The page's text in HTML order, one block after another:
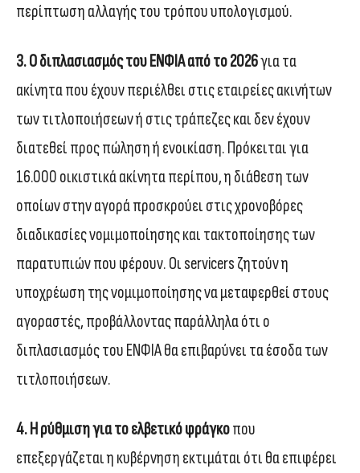
περίπτωση αλλαγής του τρόπου υπολογισμού.
3. Ο διπλασιασμός του ΕΝΦΙΑ από το 2026για τα
ακίνητα που έχουν περιέλθει στις εταιρείες ακινήτων
των τιτλοποιήσεων ή στις τράπεζες και δεν έχουν
διατεθεί προς πώληση ή ενοικίαση. Πρόκειται για
16.000 οικιστικά ακίνητα περίπου, η διάθεση των
οποίων στην αγορά προσκρούει στις χρονοβόρες
διαδικασίες νομιμοποίησης και τακτοποίησης των
παρατυπιών που φέρουν. Οι servicers ζητούν η
υποχρέωση της νομιμοποίησης να μεταφερθεί στους
αγοραστές, προβάλλοντας παράλληλα ότι ο
διπλασιασμός του ΕΝΦΙΑ θα επιβαρύνει τα έσοδα των
τιτλοποιήσεων.
4. Η ρύθμιση για το ελβετικό φράγκοπου
επεξεργάζεται η κυβέρνηση εκτιμάται ότι θα επιφέρει